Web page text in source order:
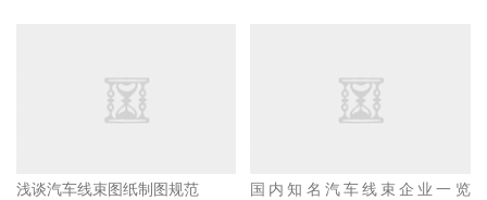
浅谈汽车线束图纸制图规范
国内知名汽车线束企业一览